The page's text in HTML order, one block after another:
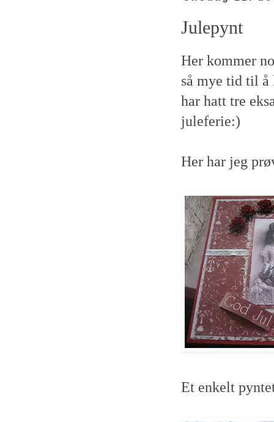
Julepynt
Her kommer
så mye tid til å
har hatt tre
juleferie:)
Her har jeg
Et enkelt